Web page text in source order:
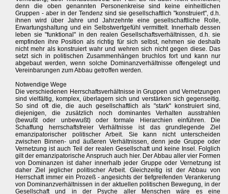
denn die oben genannten Personenkreise sind keine einheitlichen
Gruppen - aber in der Tendenz sind sie gesellschaftlich "konstruiert", d.h.
ihnen wird über Jahre und Jahrzehnte eine gesellschaftliche Rolle,
Erwartungshaltung und ein Selbstwertgefühl vermittelt. Innerhalb dessen
leben sie "funktional" in den realen Gesellschaftsverhältnissen, d.h. sie
empfinden ihre Position als richtig für sich selbst, nehmen sie deshalb
nicht mehr als konstruiert wahr und wehren sich nicht gegen diese. Das
setzt sich in politischen Zusammenhängen bruchlos fort und kann nur
abgebaut werden, wenn solche Dominanzverhältnisse offengelegt und
Vereinbarungen zum Abbau getroffen werden.
Notwendige Wege
Die verschiedenen Herrschaftsverhältnisse in Gruppen und Vernetzungen
sind vielfältig, komplex, überlagern sich und verstärken sich gegenseitig.
So sind oft die, die auch gesellschaftlich als "stark" konstruiert sind,
diejenigen, die zusätzlich noch dominantes Verhalten ausstrahlen
(bewußt oder unbewußt) oder formale Hierarchien einführen. Die
Schaffung herrschaftsfreier Verhältnisse ist das grundlegende Ziel
emanzipatorischer politischer Arbeit. Sie kann nicht unterscheiden
zwischen Binnen- und äußeren Verhältnissen, denn jede Gruppe oder
Vernetzung ist auch Teil der realen Gesellschaft und keine Insel. Folglich
gilt der emanzipatorische Anspruch auch hier. Der Abbau aller vier Formen
von Dominanzen ist daher innerhalb jeder Gruppe oder Vernetzung ist
daher Ziel jeglicher politischer Arbeit. Gleichzeitig ist der Abbau von
Herrschaft immer ein Prozeß - angesichts der tiefgreifenden Verankerung
von Dominanzverhältnissen in der aktuellen politischen Bewegung, in der
Gesellschaft und in der Psyche aller Menschen wäre es eine